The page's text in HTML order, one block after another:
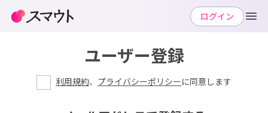
ユーザー登録
利用規約、 プライバシーポリシーに同意します
ログイン